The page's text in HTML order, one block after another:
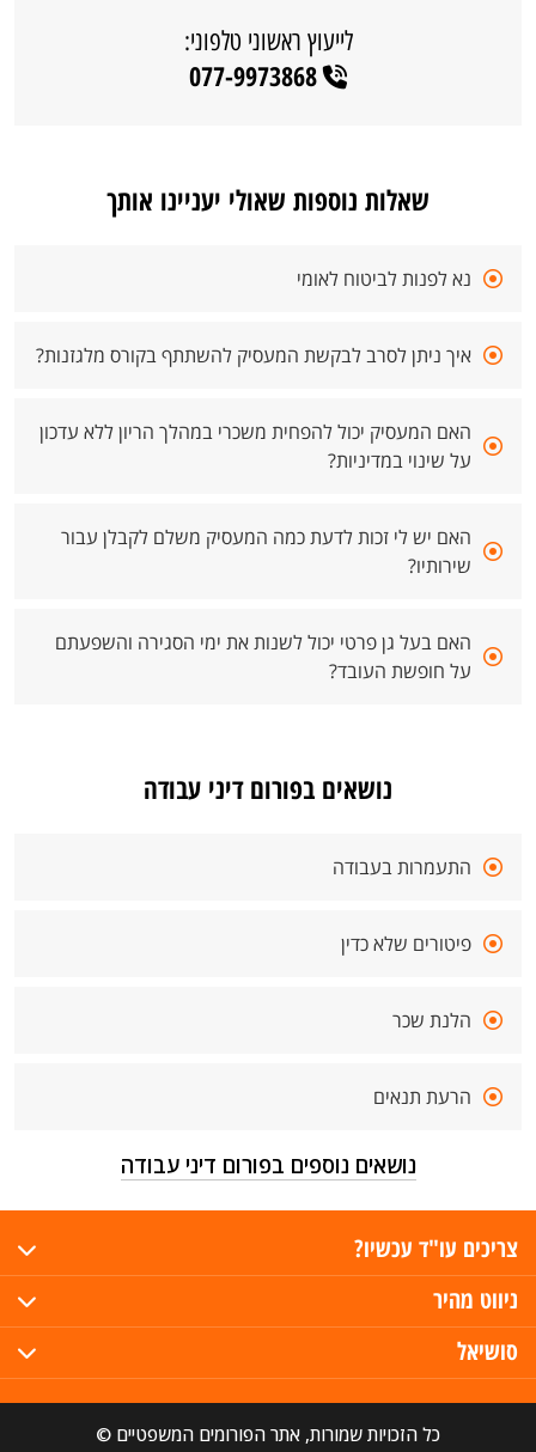
לייעוץ ראשוני טלפוני:
077-9973868
שאלות נוספות שאולי יעניינו אותך
נא לפנות לביטוח לאומי
איך ניתן לסרב לבקשת המעסיק להשתתף בקורס מלגזנות?
האם המעסיק יכול להפחית משכרי במהלך הריון ללא עדכון
על שינוי במדיניות?
האם יש לי זכות לדעת כמה המעסיק משלם לקבלן עבור
שירותיו?
האם בעל גן פרטי יכול לשנות את ימי הסגירה והשפעתם
על חופשת העובד?
נושאים בפורום דיני עבודה
התעמרות בעבודה
פיטורים שלא כדין
הלנת שכר
הרעת תנאים
נושאים נוספים בפורום דיני עבודה
צריכים עו"ד עכשיו?
ניווט מהיר
סושיאל
כל הזכויות שמורות, אתר הפורומים המשפטיים ©